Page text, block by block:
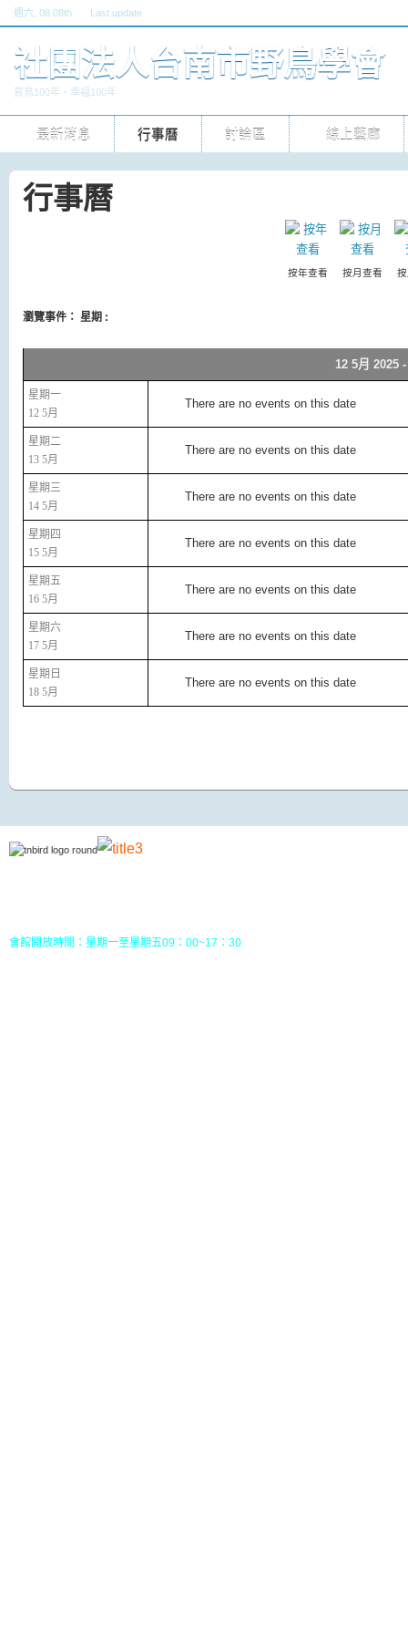
社團法人台南市野鳥學會
賞鳥100年‧幸福100年
週六 , 08 08th Last update
最新消息 行事曆 討論區 線上藝廊
行事曆
按年查看 按月查看
瀏覽事件： 星期 :
12 5月 2025
星期一
12 5月
There are no events on this date
星期二
13 5月
There are no events on this date
星期三
14 5月
There are no events on this date
星期四
15 5月
There are no events on this date
星期五
16 5月
There are no events on this date
星期六
17 5月
There are no events on this date
星期日
18 5月
There are no events on this date
會館開放時間：星期一至星期五09：00~17：30